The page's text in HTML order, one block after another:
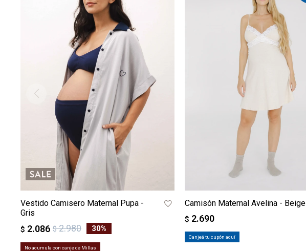
Vestido Camisero Maternal Pupa -
Gris
$ 2.086 $ 2.980 30
No acumula con canje de Millas
Camisón Maternal Avelina - Beige
$ 2.690
Canjeá tu cupón aquí